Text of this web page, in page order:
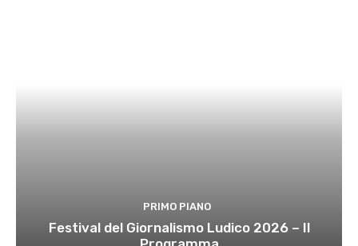
PRIMO PIANO
Festival del Giornalismo Ludico 2026 – Il